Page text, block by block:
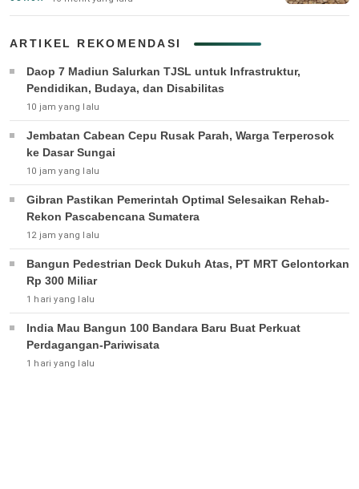
ARTIKEL REKOMENDASI
Daop 7 Madiun Salurkan TJSL untuk Infrastruktur,
Pendidikan, Budaya, dan Disabilitas
10 jam yang lalu
Jembatan Cabean Cepu Rusak Parah, Warga Terperosok
ke Dasar Sungai
10 jam yang lalu
Gibran Pastikan Pemerintah Optimal Selesaikan Rehab-
Rekon Pascabencana Sumatera
12 jam yang lalu
Bangun Pedestrian Deck Dukuh Atas, PT MRT Gelontorkan
Rp 300 Miliar
1 hari yang lalu
India Mau Bangun 100 Bandara Baru Buat Perkuat
Perdagangan-Pariwisata
1 hari yang lalu